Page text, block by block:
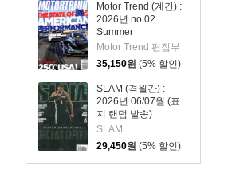
Motor Trend (계간) :
2026년 no.02
Summer
Motor Trend 편집부
35,150원 (5% 할인)
SLAM (격월간) :
2026년 06/07월 (표
지 랜덤 발송)
SLAM
29,450원 (5% 할인)